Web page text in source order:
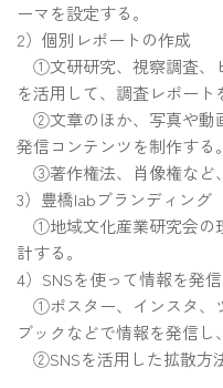
ーマを設定する。
2）個別レポートの作成
①文研研究、視察調査、
を活用して、調査レポート
②文章のほか、写真や動
発信コンテンツを制作する。
③著作権法、肖像権など
3）豊橋labブランディング
①地域文化産業研究会の
計する。
4）SNSを使って情報を発
①ポスター、インスタ、
ブックなどで情報を発信し
②SNSを活用した拡散方